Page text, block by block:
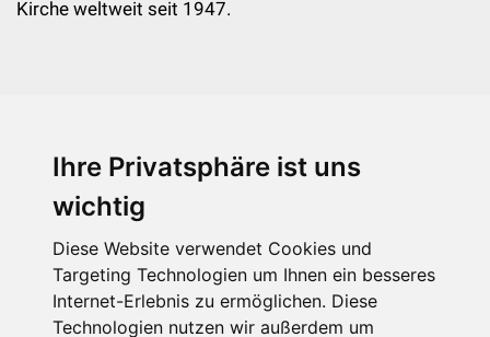
Ihre Privatsphäre ist uns
wichtig
Diese Website verwendet Cookies und
Targeting Technologien um Ihnen ein besseres
Internet-Erlebnis zu ermöglichen. Diese
Technologien nutzen wir außerdem um
Kirche weltweit seit 1947.
KIRCHE IN NOT - Österreich
kin@kircheinnot.at
KIN weltweit